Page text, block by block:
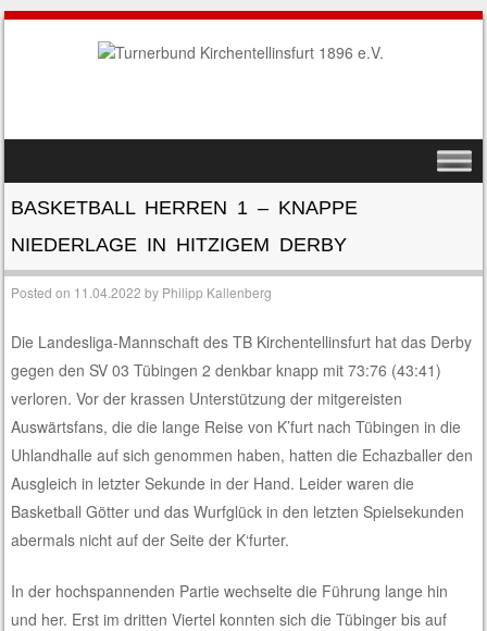
MENU
BASKETBALL HERREN 1 – KNAPPE
NIEDERLAGE IN HITZIGEM DERBY
Posted on 11.04.2022 by Philipp Kallenberg
Die Landesliga-Mannschaft des TB Kirchentellinsfurt hat das Derby
gegen den SV 03 Tübingen 2 denkbar knapp mit 73:76 (43:41)
verloren. Vor der krassen Unterstützung der mitgereisten
Auswärtsfans, die die lange Reise von K’furt nach Tübingen in die
Uhlandhalle auf sich genommen haben, hatten die Echazballer den
Ausgleich in letzter Sekunde in der Hand. Leider waren die
Basketball Götter und das Wurfglück in den letzten Spielsekunden
abermals nicht auf der Seite der K‘furter.
In der hochspannenden Partie wechselte die Führung lange hin
und her. Erst im dritten Viertel konnten sich die Tübinger bis auf